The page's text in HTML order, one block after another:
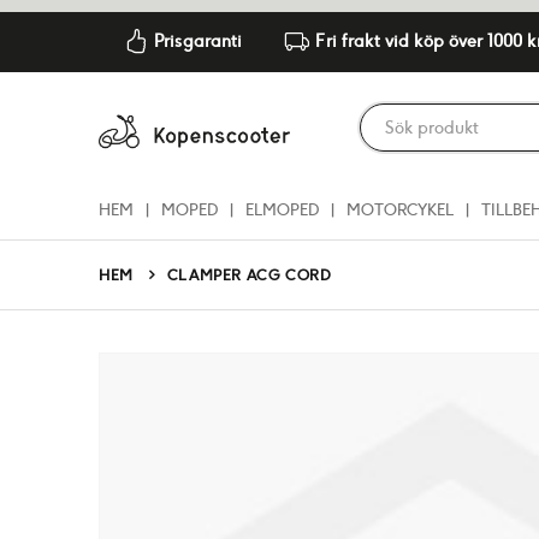
Prisgaranti Fri frakt vid köp över 1000
HEM MOPED ELMOPED MOTORCYKEL
HEM CLAMPER ACG CORD